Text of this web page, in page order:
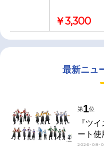
￥3,300
最新ニュ
第1位
『ツ
ート使
2026-08-